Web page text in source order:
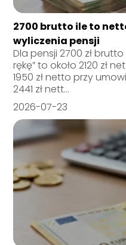
2700 brutto ile to
wyliczenia pensji
Dla pensji 2700 zł
rękę” to około 2120 zł
1950 zł netto przy
2441 zł nett...
2026-07-23